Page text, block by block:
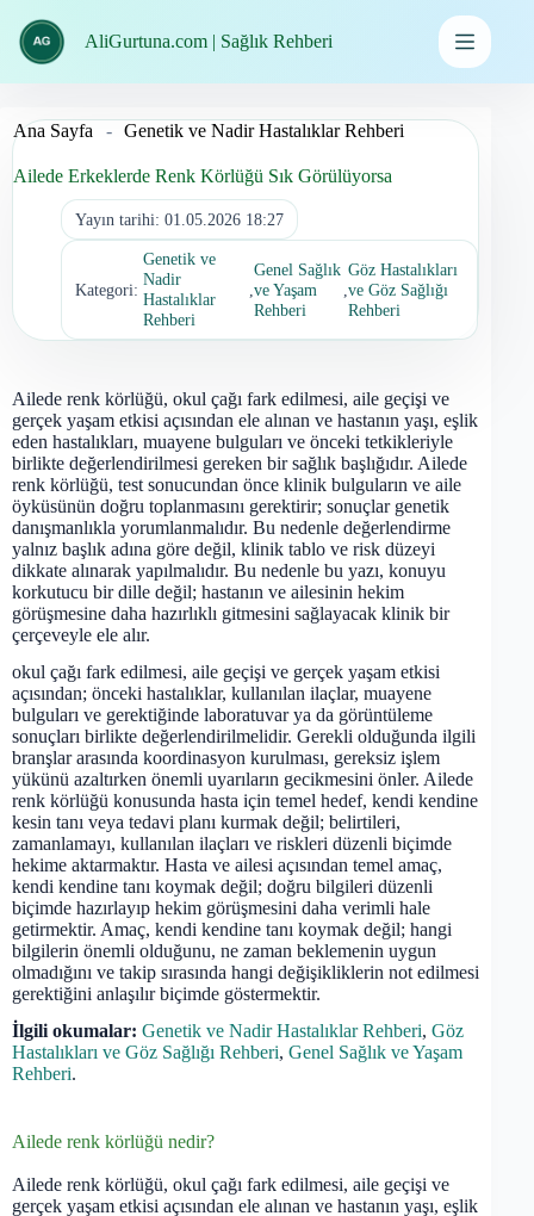
geç
AliGurtuna.com | Sağlık Rehberi
Ana Sayfa - Genetik ve Nadir Hastalıklar Rehberi
Ailede Erkeklerde Renk Körlüğü Sık Görülüyorsa
Yayın tarihi: 01.05.2026 18:27
Kategori:
Genetik ve
Nadir
Hastalıklar
Rehberi
Genel Sağlık
ve Yaşam
Rehberi
,
Göz Hastalıkları
ve Göz Sağlığı
Rehberi
Ailede renk körlüğü, okul çağı fark edilmesi, aile geçişi ve
gerçek yaşam etkisi açısından ele alınan ve hastanın yaşı, eşlik
eden hastalıkları, muayene bulguları ve önceki tetkikleriyle
birlikte değerlendirilmesi gereken bir sağlık başlığıdır. Ailede
renk körlüğü, test sonucundan önce klinik bulguların ve aile
öyküsünün doğru toplanmasını gerektirir; sonuçlar genetik
danışmanlıkla yorumlanmalıdır. Bu nedenle değerlendirme
yalnız başlık adına göre değil, klinik tablo ve risk düzeyi
dikkate alınarak yapılmalıdır. Bu nedenle bu yazı, konuyu
korkutucu bir dille değil; hastanın ve ailesinin hekim
görüşmesine daha hazırlıklı gitmesini sağlayacak klinik bir
çerçeveyle ele alır.
okul çağı fark edilmesi, aile geçişi ve gerçek yaşam etkisi
açısından; önceki hastalıklar, kullanılan ilaçlar, muayene
bulguları ve gerektiğinde laboratuvar ya da görüntüleme
sonuçları birlikte değerlendirilmelidir. Gerekli olduğunda ilgili
branşlar arasında koordinasyon kurulması, gereksiz işlem
yükünü azaltırken önemli uyarıların gecikmesini önler. Ailede
renk körlüğü konusunda hasta için temel hedef, kendi kendine
kesin tanı veya tedavi planı kurmak değil; belirtileri,
zamanlamayı, kullanılan ilaçları ve riskleri düzenli biçimde
hekime aktarmaktır. Hasta ve ailesi açısından temel amaç,
kendi kendine tanı koymak değil; doğru bilgileri düzenli
biçimde hazırlayıp hekim görüşmesini daha verimli hale
getirmektir. Amaç, kendi kendine tanı koymak değil; hangi
bilgilerin önemli olduğunu, ne zaman beklemenin uygun
olmadığını ve takip sırasında hangi değişikliklerin not edilmesi
gerektiğini anlaşılır biçimde göstermektir.
İlgili okumalar: Genetik ve Nadir Hastalıklar Rehberi, Göz
Hastalıkları ve Göz Sağlığı Rehberi, Genel Sağlık ve Yaşam
Rehberi.
Ailede renk körlüğü nedir?
Ailede renk körlüğü, okul çağı fark edilmesi, aile geçişi ve
gerçek yaşam etkisi açısından ele alınan ve hastanın yaşı, eşlik